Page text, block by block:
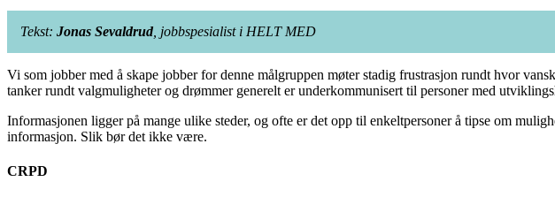
Tekst: Jonas Sevaldrud, jobbspesialist i HELT MED
Vi som jobber med å skape jobber for denne målgruppen møter stadig frustrasjon rundt hvor
tanker rundt valg­muligheter og drømmer generelt er underkommunisert til personer med
Informasjonen ligger på mange ulike steder, og ofte er det opp til enkeltpersoner å tipse om
informasjon. Slik bør det ikke være.
CRPD